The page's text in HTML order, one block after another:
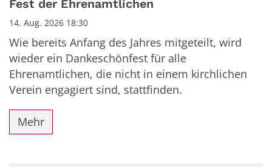
Fest der Ehrenamtlichen
14. Aug. 2026 18:30
Wie bereits Anfang des Jahres mitgeteilt, wird
wieder ein Dankeschönfest für alle
Ehrenamtlichen, die nicht in einem kirchlichen
Verein engagiert sind, stattfinden.
Mehr